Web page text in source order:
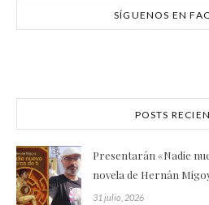
SÍGUENOS EN
POSTS
Presentarán «Nadie
novela de Hernán
31 julio, 2026